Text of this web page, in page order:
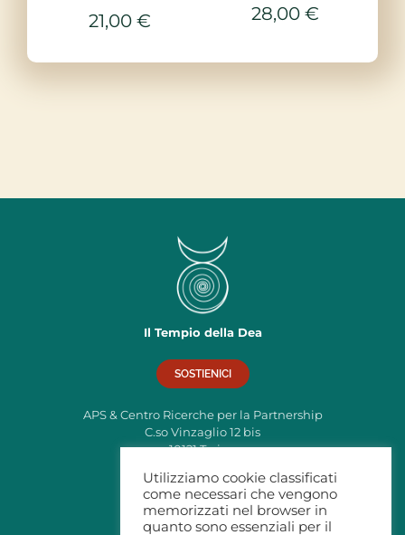
21,00€ 28,00€
Il Tempio della Dea
SOSTIENICI
APS & Centro Ricerche per la Partnership
C.so Vinzaglio 12 bis
10121 Torino
info@tempiodelladea.org
Privacy
Utilizziamo cookie classificati
come necessari che vengono
memorizzati nel browser in
quanto sono essenziali per il